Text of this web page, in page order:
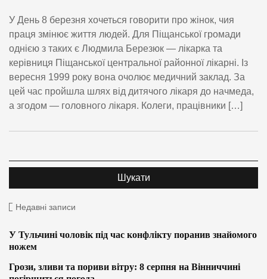
У День 8 березня хочеться говорити про жінок, чия
праця змінює життя людей. Для Піщанської громади
однією з таких є Людмила Березюк — лікарка та
керівниця Піщанської центральної районної лікарні. Із
вересня 1999 року вона очолює медичний заклад. За
цей час пройшла шлях від дитячого лікаря до начмеда,
а згодом — головного лікаря. Колеги, працівники […]
Недавні записи
У Тульчині чоловік під час конфлікту поранив знайомого
ножем
Грози, зливи та пориви вітру: 8 серпня на Вінниччині